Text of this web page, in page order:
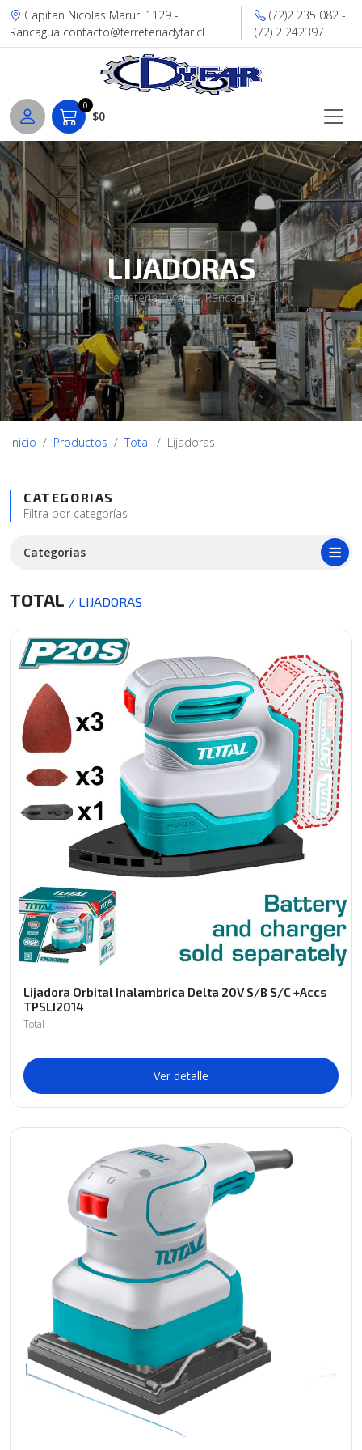
Capitan Nicolas Maruri 1129 -
Rancagua contacto@ferreteriadyfar.cl
(72)2 235 082 -
(72) 2 242397
0
$0
LIJADORAS
Ferretería Dyfar — Rancagua
Inicio Productos Total Lijadoras
CATEGORIAS
Filtra por categorías
Categorias
TOTAL / LIJADORAS
Lijadora Orbital Inalambrica Delta 20V S/B S/C +Accs
TPSLI2014
Total
Ver detalle